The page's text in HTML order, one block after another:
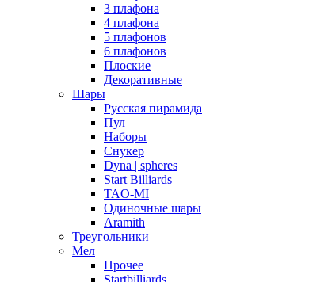
3 плафона
4 плафона
5 плафонов
6 плафонов
Плоские
Декоративные
Шары
Русская пирамида
Пул
Наборы
Снукер
Dyna | spheres
Start Billiards
TAO-MI
Одиночные шары
Aramith
Треугольники
Мел
Прочее
Startbilliards